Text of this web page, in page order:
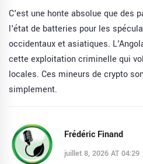
C'est une honte absolue que des
l'état de batteries pour les
occidentaux et asiatiques.
cette exploitation criminelle qui
locales. Ces mineurs de crypto
simplement.
Frédéric Finand
juillet 8, 2026 AT 04:29